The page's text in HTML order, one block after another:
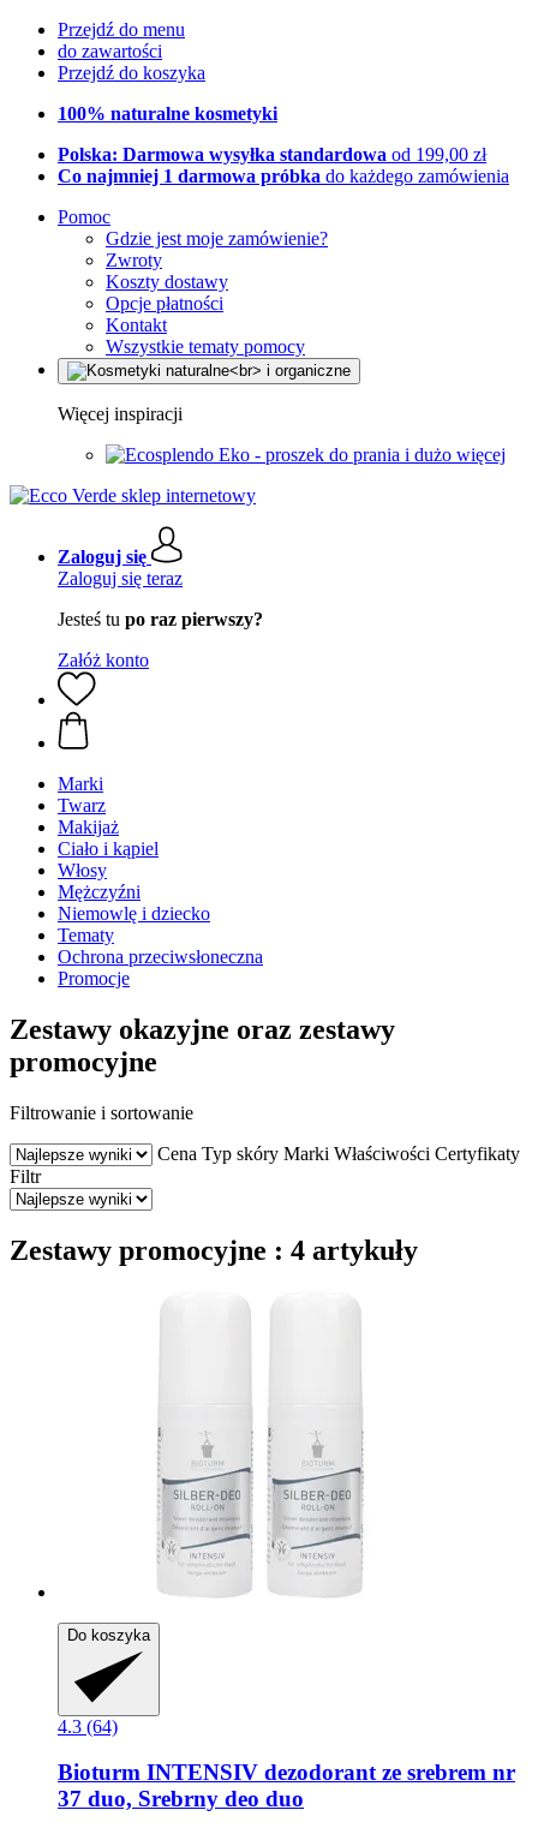
Przejdź do menu
do zawartości
Przejdź do koszyka
100% naturalne kosmetyki
Polska: Darmowa wysyłka standardowa od 199,00 zł
Co najmniej 1 darmowa próbka do każdego zamówienia
Pomoc
Gdzie jest moje zamówienie?
Zwroty
Koszty dostawy
Opcje płatności
Kontakt
Wszystkie tematy pomocy
Więcej inspiracji
Eko - proszek do prania i dużo więcej
Zaloguj się
Zaloguj się teraz
Jesteś tu po raz pierwszy?
Załóż konto
Marki
Twarz
Makijaż
Ciało i kąpiel
Włosy
Mężczyźni
Niemowlę i dziecko
Tematy
Ochrona przeciwsłoneczna
Promocje
Zestawy okazyjne oraz zestawy
promocyjne
Filtrowanie i sortowanie
Cena Typ skóry Marki Właściwości Certyfikaty
Filtr
Zestawy promocyjne : 4 artykuły
Do koszyka
4.3 (64)
Bioturm INTENSIV dezodorant ze srebrem nr
37 duo, Srebrny deo duo